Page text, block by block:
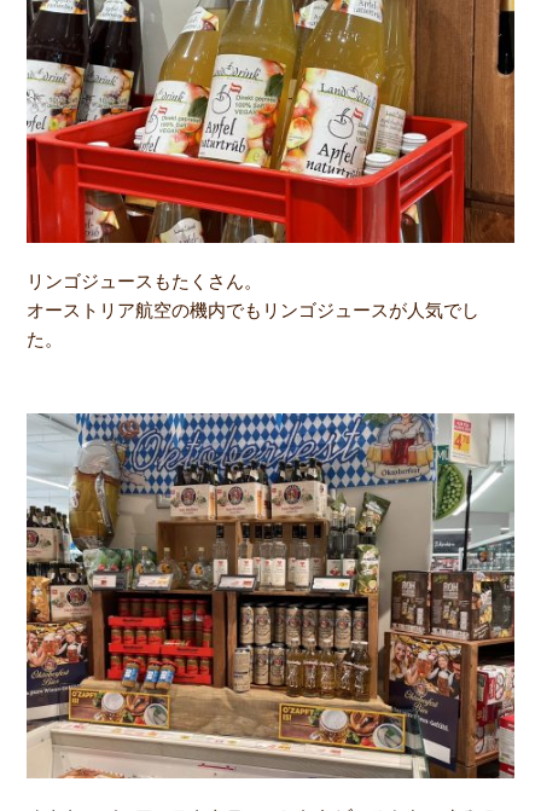
リンゴジュースもたくさん。
オーストリア航空の機内でもリンゴジュースが人気でし
た。